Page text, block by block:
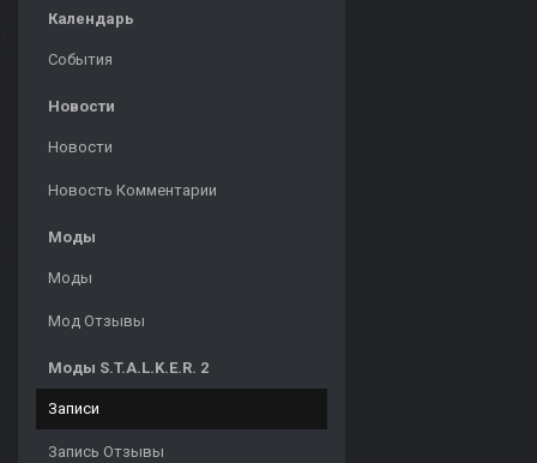
Календарь
События
Новости
Новости
Новость Комментарии
Моды
Моды
Мод Отзывы
Моды S.T.A.L.K.E.R. 2
Записи
Запись Отзывы